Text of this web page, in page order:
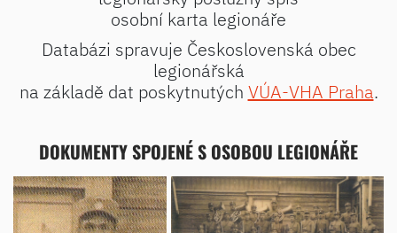
osobní karta legionáře
Databázi spravuje Československá obec
legionářská
na základě dat poskytnutých VÚA-VHA Praha.
DOKUMENTY SPOJENÉ S OSOBOU LEGIONÁŘE